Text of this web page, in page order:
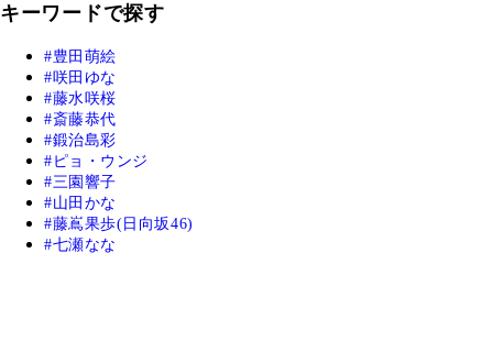
キーワードで探す
豊田萌絵
咲田ゆな
藤水咲桜
斎藤恭代
鍛治島彩
ピョ・ウンジ
三園響子
山田かな
藤嶌果歩(日向坂46)
七瀬なな